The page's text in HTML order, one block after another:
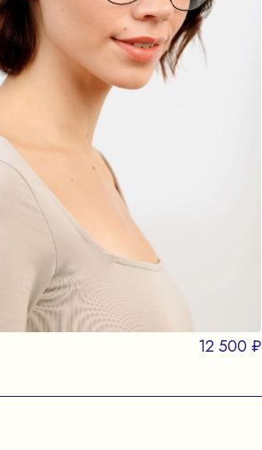
12 500 ₽